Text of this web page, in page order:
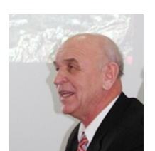
КРИМ РЕАЛІЇ
РУС
УКР
ДОЛУЧАЙСЯ!